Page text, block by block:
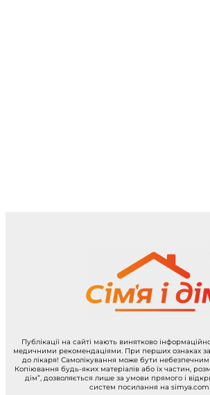
Публікації на сайті мають винятково
медичними рекомендаціями. При перших ознаках
до лікаря! Самолікування може бути небезпечним
Копіювання будь-яких матеріалів або їх частин,
дім”, дозволяється лише за умови прямого і
систем посилання на